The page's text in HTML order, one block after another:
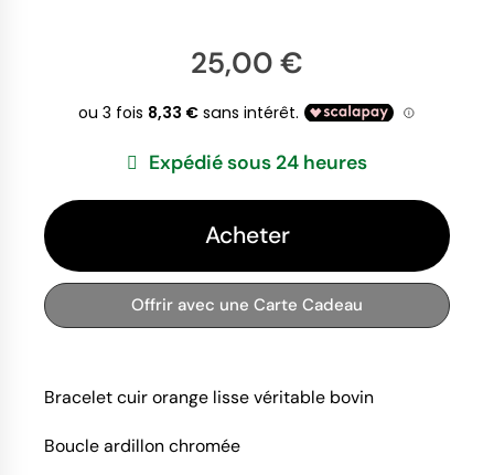
25,00 €
Expédié sous 24 heures
Acheter
Offrir avec une Carte Cadeau
Bracelet cuir orange lisse véritable bovin
Boucle ardillon chromée